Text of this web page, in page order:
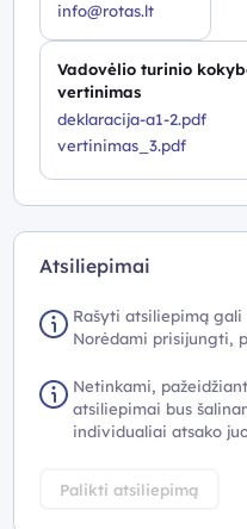
info@rotas.lt
Vadovėlio turinio
vertinimas
deklaracija-a1-2.pdf
vertinimas_3.pdf
Atsiliepimai
Rašyti atsiliepimą
Norėdami prisijungti,
Netinkami,
atsiliepimai bus
individualiai atsako
Palikti atsiliepimą